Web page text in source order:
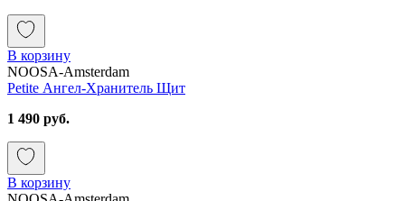
В корзину
NOOSA-Amsterdam
Petite Ангел-Хранитель Щит
1 490 руб.
В корзину